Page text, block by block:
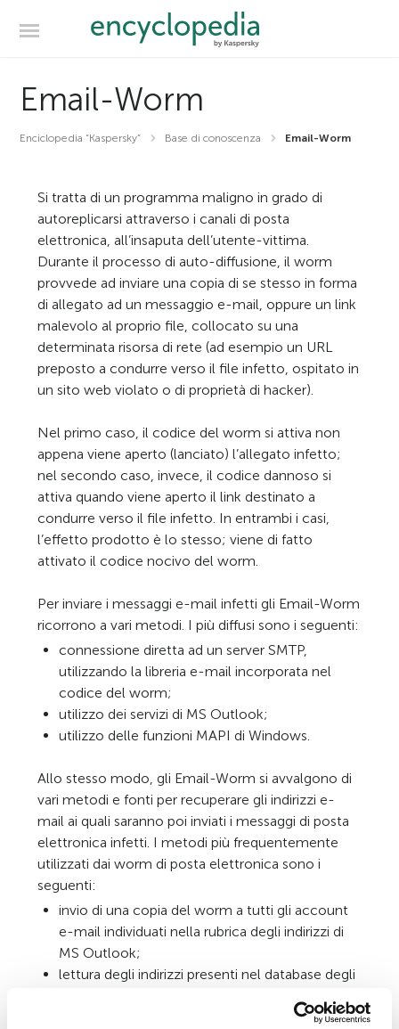
Email-Worm
Enciclopedia “Kaspersky” Base di conoscenza Email-Worm
Si tratta di un programma maligno in grado di
autoreplicarsi attraverso i canali di posta
elettronica, all’insaputa dell’utente-vittima.
Durante il processo di auto-diffusione, il worm
provvede ad inviare una copia di se stesso in forma
di allegato ad un messaggio e-mail, oppure un link
malevolo al proprio file, collocato su una
determinata risorsa di rete (ad esempio un URL
preposto a condurre verso il file infetto, ospitato in
un sito web violato o di proprietà di hacker).
Nel primo caso, il codice del worm si attiva non
appena viene aperto (lanciato) l’allegato infetto;
nel secondo caso, invece, il codice dannoso si
attiva quando viene aperto il link destinato a
condurre verso il file infetto. In entrambi i casi,
l’effetto prodotto è lo stesso; viene di fatto
attivato il codice nocivo del worm.
Per inviare i messaggi e-mail infetti gli Email-Worm
ricorrono a vari metodi. I più diffusi sono i seguenti:
connessione diretta ad un server SMTP,
utilizzando la libreria e-mail incorporata nel
codice del worm;
utilizzo dei servizi di MS Outlook;
utilizzo delle funzioni MAPI di Windows.
Allo stesso modo, gli Email-Worm si avvalgono di
vari metodi e fonti per recuperare gli indirizzi e-
mail ai quali saranno poi inviati i messaggi di posta
elettronica infetti. I metodi più frequentemente
utilizzati dai worm di posta elettronica sono i
seguenti:
invio di una copia del worm a tutti gli account
e-mail individuati nella rubrica degli indirizzi di
MS Outlook;
lettura degli indirizzi presenti nel database degli
scansione dei file .txt “idonei” presenti sul disco,